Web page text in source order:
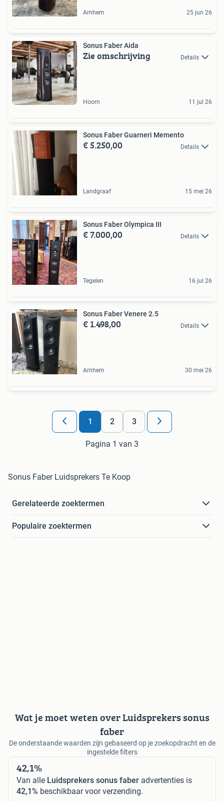
Arnhem 25 jun 26
Sonus Faber Aida
Zie omschrijving Details
Hoorn 11 jul 26
Sonus Faber Guarneri Memento
€ 5.250,00 Details
Landgraaf 15 mei 26
Sonus Faber Olympica III
€ 7.000,00 Details
Tegelen 16 jul 26
Sonus Faber Venere 2.5
€ 1.498,00 Details
Arnhem 30 mei 26
1 2 3
Pagina 1 van 3
Sonus Faber Luidsprekers Te Koop
Gerelateerde zoektermen
Populaire zoektermen
Wat je moet weten over Luidsprekers sonus
faber
De onderstaande waarden zijn gebaseerd op je zoekopdracht en de
ingestelde filters
42,1%
Van alle Luidsprekers sonus faber advertenties is
42,1% beschikbaar voor verzending.